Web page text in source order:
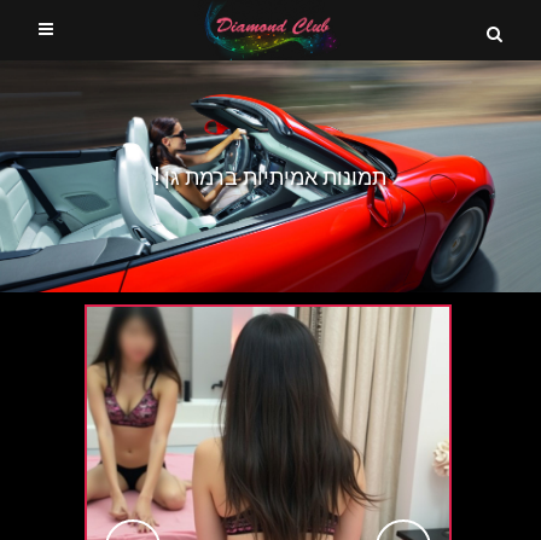
תמונות אמיתיות ברמת גן !